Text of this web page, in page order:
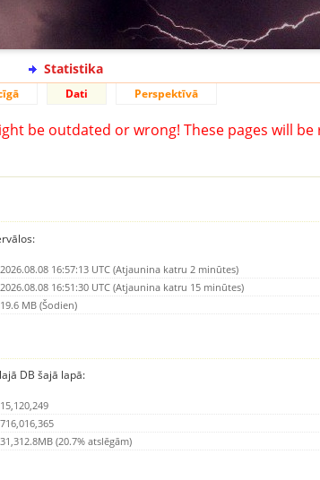
Statistika
Dati Perspektīvā
be outdated or wrong! These pages will
2026.08.08 16:57:13 UTC (Atjaunina katru 2 minūtes)
2026.08.08 16:51:30 UTC (Atjaunina katru 15 minūtes)
19.6 MB (Šodien)
DB šajā lapā:
15,120,249
716,016,365
31,312.8MB (20.7% atslēgām)